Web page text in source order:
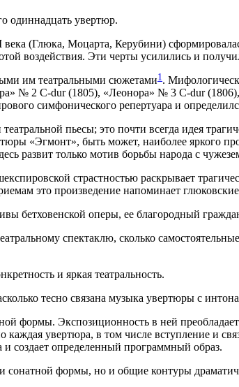
одиннадцать увертюр.
(Глюка, Моцарта, Керубини)
воздейст­вия. Эти черты усилились и
им театральными сюжетами1.
№ 2 C-dur (1805), «Леонора» № 3 C-dur
симфонического репертуара и
пьесы; это почти всегда идея
«Эгмонт», быть может, наиболее яркого
развит только мотив борьбы народа с
страстностью раскрывает
это произ­ведение напоминает
бетховенской оперы, ее благородный
спектаклю, сколько
и яркая театральность.
тесно связана музыка увертюры с
формы. Экспозиционность в ней
увер­тюра, в том числе вступление и
создает определен­ный программный образ.
сонатной формы, но и общие контуры